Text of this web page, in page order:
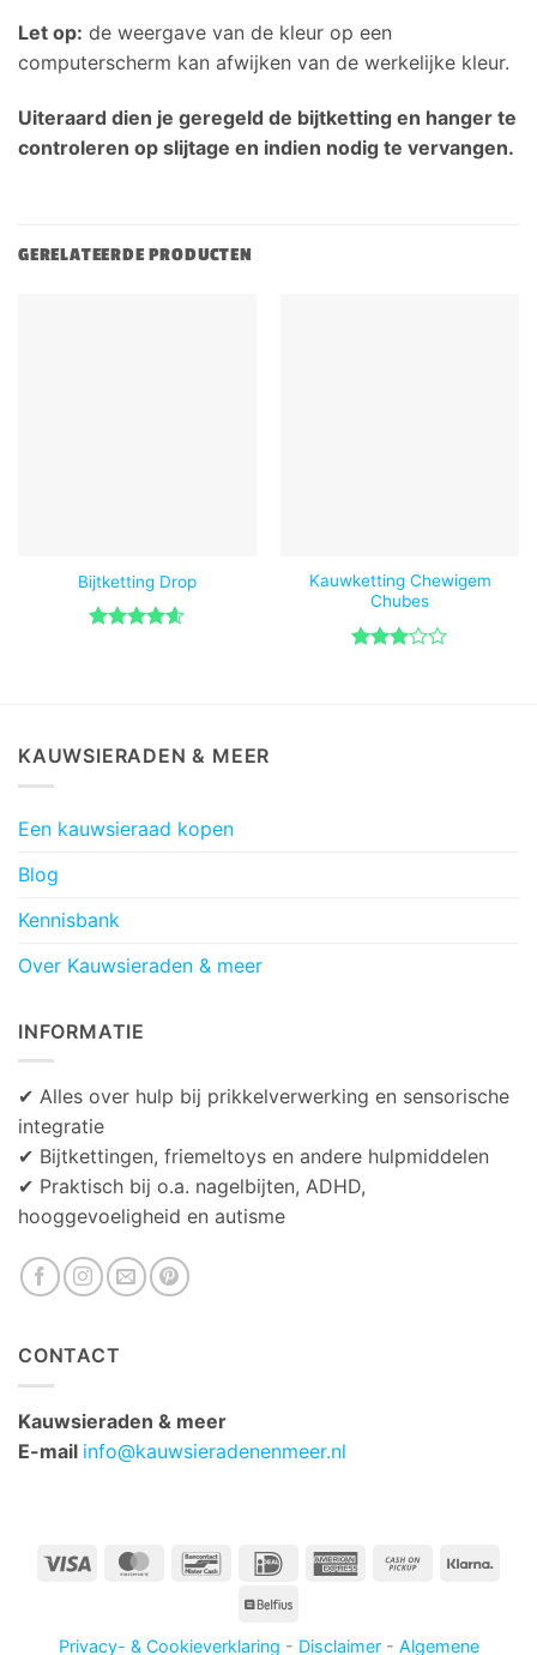
Let op: de weergave van de kleur op een
computerscherm kan afwijken van de werkelijke kleur.
Uiteraard dien je geregeld de bijtketting en hanger te
controleren op slijtage en indien nodig te vervangen.
GERELATEERDE PRODUCTEN
Bijtketting Drop
Kauwketting Chewigem
Chubes
KAUWSIERADEN & MEER
Een kauwsieraad kopen
Blog
Kennisbank
Over Kauwsieraden & meer
INFORMATIE
✔ Alles over hulp bij prikkelverwerking en sensorische
integratie
✔ Bijtkettingen, friemeltoys en andere hulpmiddelen
✔ Praktisch bij o.a. nagelbijten, ADHD,
hooggevoeligheid en autisme
CONTACT
Kauwsieraden & meer
E-mail info@kauwsieradenenmeer.nl
Visa MasterCardBancontactIDeal
American Cash
Belfius
Privacy- & Cookieverklaring - Disclaimer- Algemene